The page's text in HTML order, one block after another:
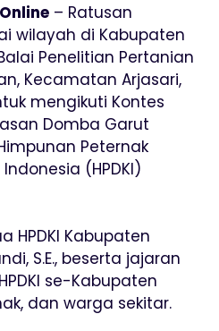
– Ratusan
wilayah di Kabupaten
Penelitian Pertanian
Kecamatan Arjasari,
mengikuti Kontes
Domba Garut
Peternak
(HPDKI)
HPDKI Kabupaten
S.E., beserta jajaran
se-Kabupaten
dan warga sekitar.